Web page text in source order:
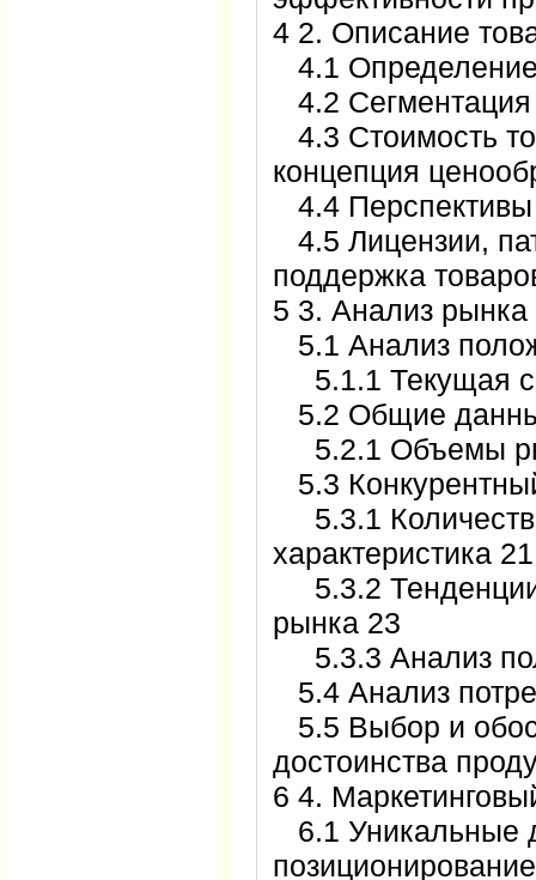
4 2. Описание
4.1
4.2 Сегментация
4.3 Стоимость
концепция
4.4 Перспективы
4.5 Лицензии,
поддержка
5 3. Анализ рынка
5.1 Анализ
5.1.1 Текущая
5.2 Общие
5.2.1 Объемы
5.3
5.3.1
характеристика 21
5.3.2 Тенденции
рынка 23
5.3.3 Анализ
5.4 Анализ
5.5 Выбор и
достоинства
6 4.
6.1 Уникальные